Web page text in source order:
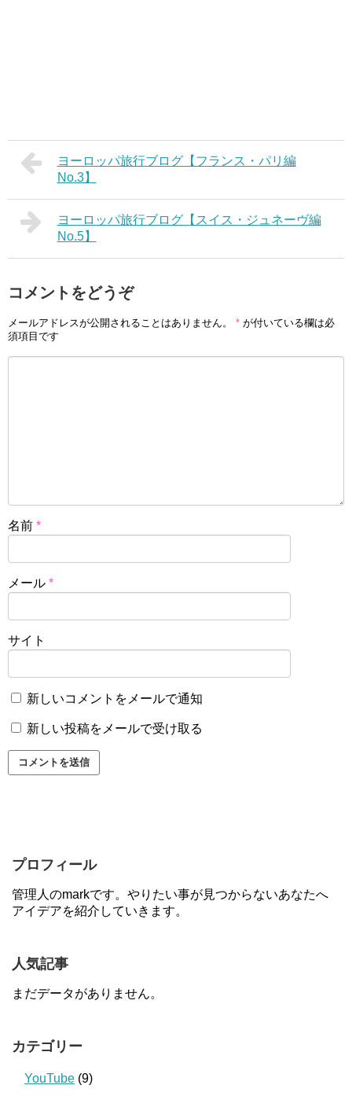
ヨーロッパ旅行ブログ【フランス・パリ編
No.3】
ヨーロッパ旅行ブログ【スイス・ジュネーヴ編
No.5】
コメントをどうぞ
メールアドレスが公開されることはありません。 * が付いている欄は必
須項目です
名前 *
メール *
サイト
新しいコメントをメールで通知
新しい投稿をメールで受け取る
プロフィール
管理人のmarkです。やりたい事が見つからないあなたへ
アイデアを紹介していきます。
人気記事
まだデータがありません。
カテゴリー
YouTube (9)